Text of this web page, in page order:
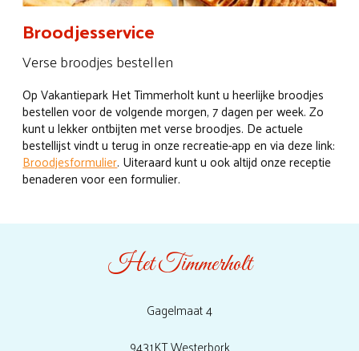
Broodjesservice
Verse broodjes bestellen
Op Vakantiepark Het Timmerholt kunt u heerlijke broodjes
bestellen voor de volgende morgen, 7 dagen per week. Zo
kunt u lekker ontbijten met verse broodjes. De actuele
bestellijst vindt u terug in onze recreatie-app en via deze link:
Broodjesformulier. Uiteraard kunt u ook altijd onze receptie
benaderen voor een formulier.
Het Timmerholt
Gagelmaat 4
9431KT Westerbork